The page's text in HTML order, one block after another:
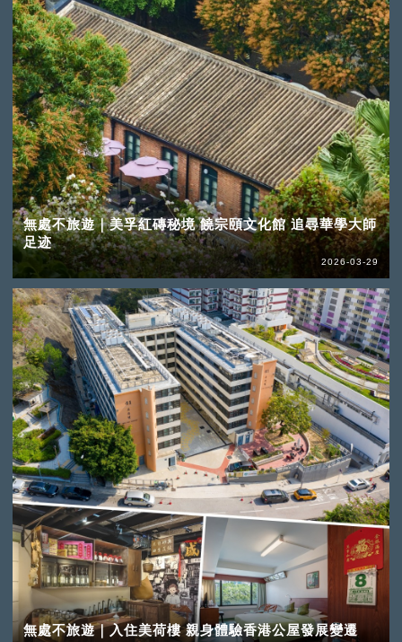
無處不旅遊｜美孚紅磚秘境 饒宗頤文化館 追尋華學大師
足迹
2026-03-29
無處不旅遊｜入住美荷樓 親身體驗香港公屋發展變遷